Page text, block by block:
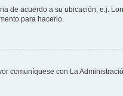
de acuerdo a su ubicación, e.j.
para hacerlo.
comuníquese con La